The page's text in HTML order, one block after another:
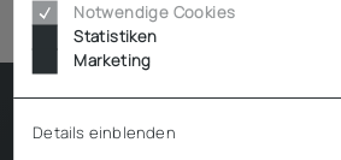
Notwendige Cookies
Statistiken
Marketing
Details einblenden